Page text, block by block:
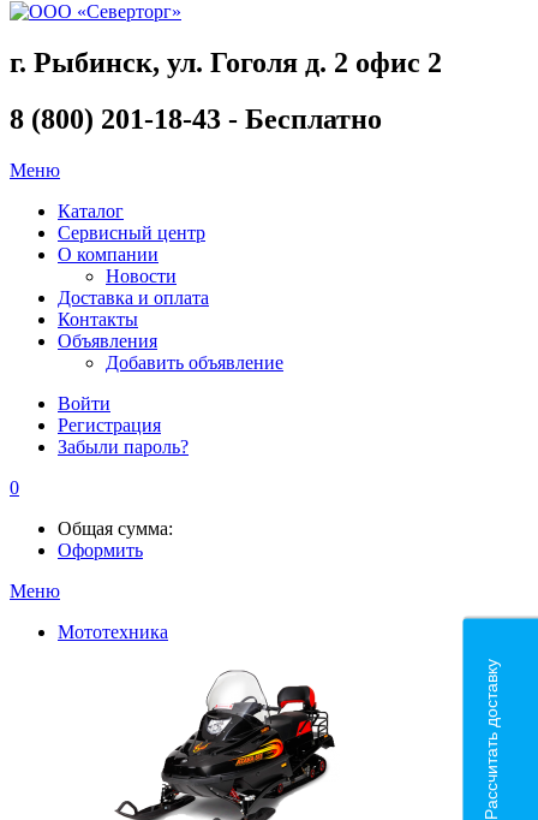
г. Рыбинск, ул. Гоголя д. 2 офис 2
8 (800) 201-18-43 - Бесплатно
Меню
Каталог
Сервисный центр
О компании
Новости
Доставка и оплата
Контакты
Объявления
Добавить объявление
Войти
Регистрация
Забыли пароль?
0
Общая сумма:
Оформить
Меню
Мототехника
Рассчитать доставку